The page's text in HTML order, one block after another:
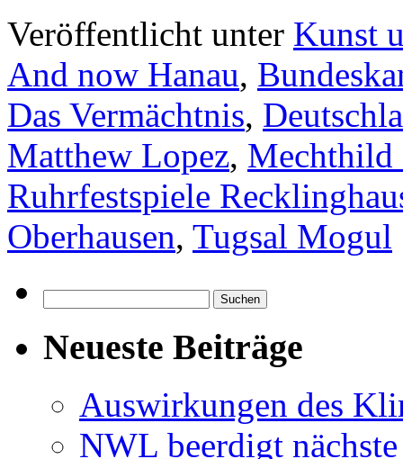
Veröffentlicht unter Kunst
And now Hanau,
Das Vermächtnis,
Matthew Lopez, Mechthild
Ruhrfestspiele
Oberhausen, Tugsal Mogul
nach:
Neueste Beiträge
Auswirkungen des
NWL beerdigt